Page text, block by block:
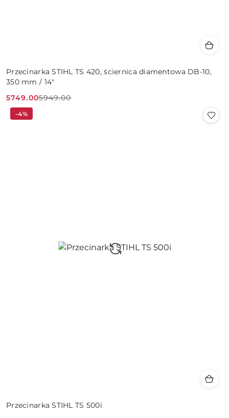
Przecinarka STIHL TS 420, ściernica diamentowa DB-10,
350 mm / 14"
Cena
promocyjna:
5749.00
Cena
przed
5949.00
Przecinarka STIHL TS 500i
-4%